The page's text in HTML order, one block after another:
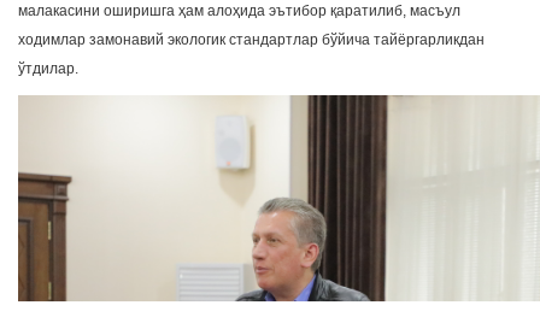
малакасини оширишга ҳам алоҳида эътибор қаратилиб, масъул
ходимлар замонавий экологик стандартлар бўйича тайёргарликдан
ўтдилар.